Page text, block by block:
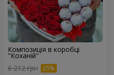
Композиція в коробці
"Коханій"
6 212 грн